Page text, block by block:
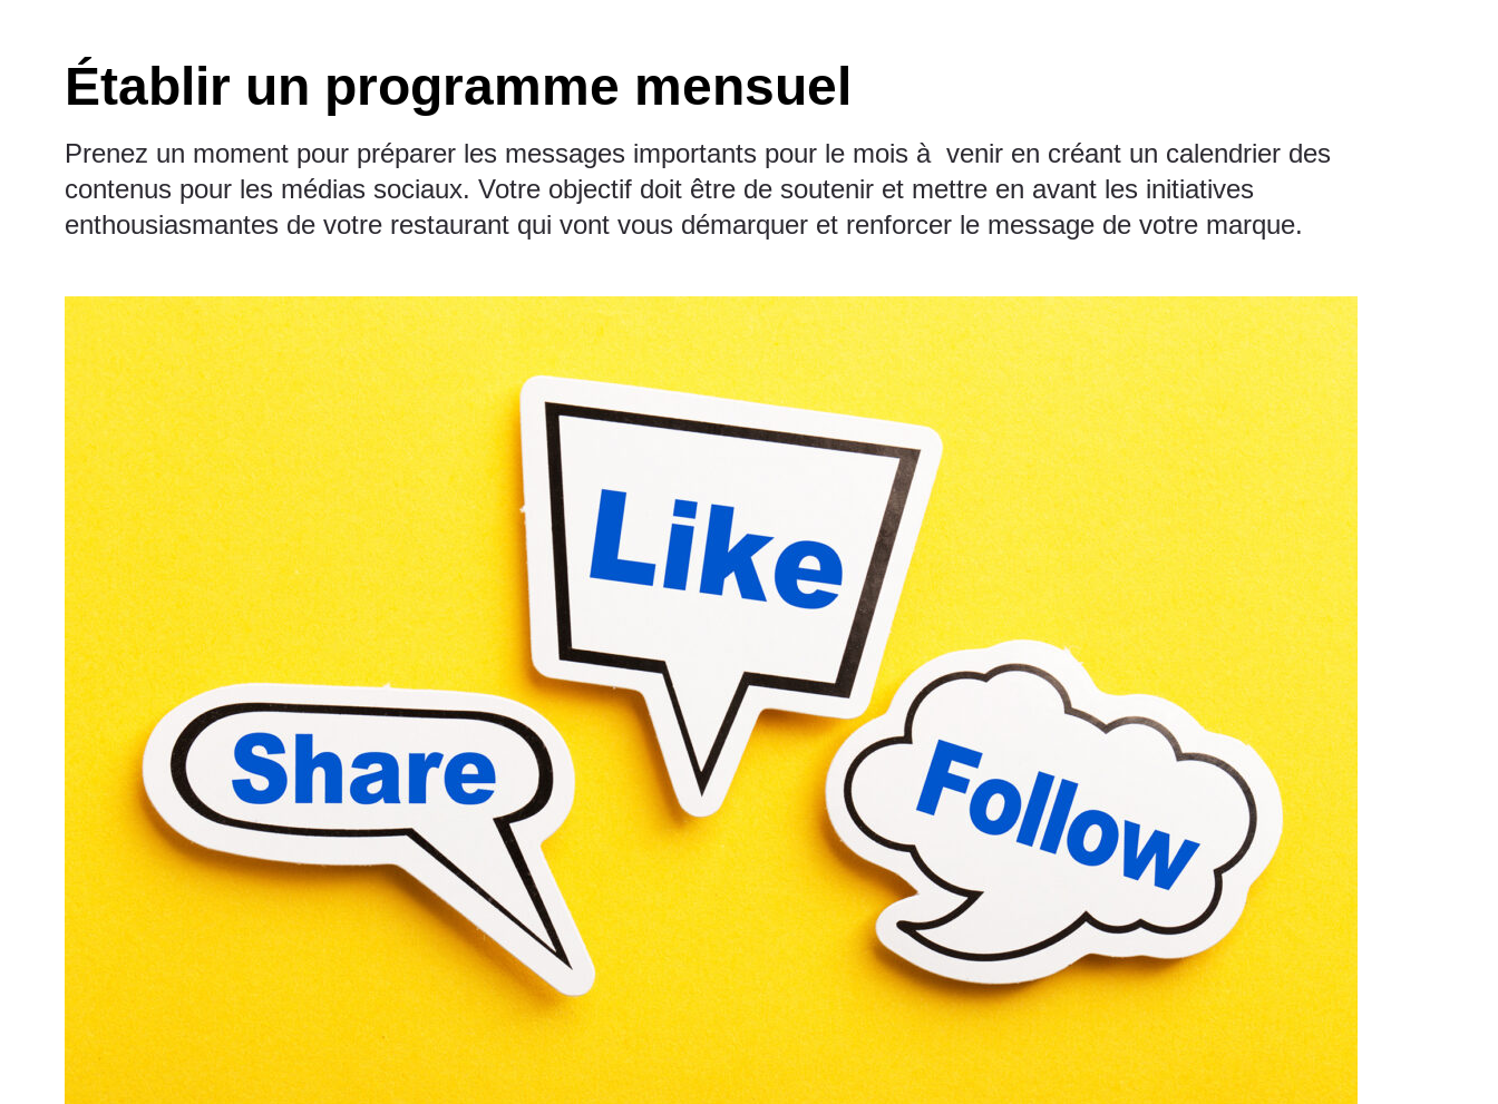
Établir un programme mensuel
Prenez un moment pour préparer les messages importants pour le mois à venir en créant un calendrier des
contenus pour les médias sociaux. Votre objectif doit être de soutenir et mettre en avant les initiatives
enthousiasmantes de votre restaurant qui vont vous démarquer et renforcer le message de votre marque.